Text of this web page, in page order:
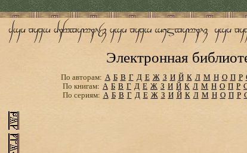
Электронная
По авторам: А Б В Г Д Е Ж З И Й К Л М Н О П Р
По книгам: А Б В Г Д Е Ж З И Й К Л М Н О П Р
По сериям: А Б В Г Д Е Ж З И Й К Л М Н О П Р